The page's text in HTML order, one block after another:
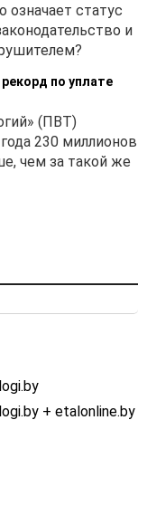
означает статус
и
по уплате
(ПВТ)
230 миллионов
чем за такой же
+ etalonline.by